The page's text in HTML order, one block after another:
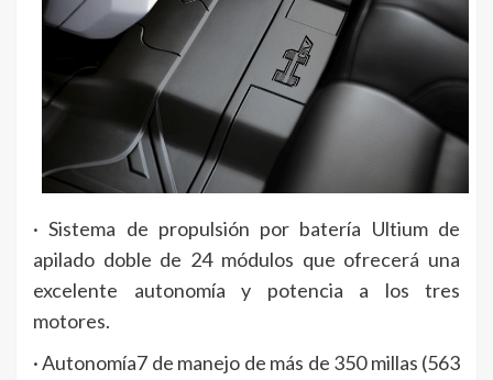
· Sistema de propulsión por batería Ultium de
apilado doble de 24 módulos que ofrecerá una
excelente autonomía y potencia a los tres
motores.
· Autonomía7 de manejo de más de 350 millas (563